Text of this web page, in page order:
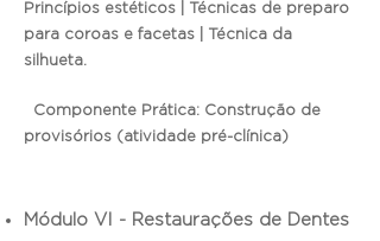
Princípios estéticos | Técnicas de preparo
para coroas e facetas | Técnica da
silhueta.
Componente Prática: Construção de
provisórios (atividade pré-clínica)
Módulo VI - Restaurações de Dentes